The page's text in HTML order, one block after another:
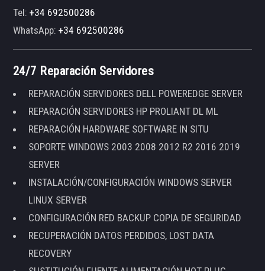
Tel:+34 692500286
WhatsApp:+34 692500286
24/7 Reparación Servidores
REPARACIÓN SERVIDORES DELL POWEREDGE SERVER
REPARACIÓN SERVIDORES HP PROLIANT DL ML
REPARACIÓN HARDWARE SOFTWARE IN SITU
SOPORTE WINDOWS 2003 2008 2012 R2 2016 2019
SERVER
INSTALACIÓN/CONFIGURACIÓN WINDOWS SERVER
LINUX SERVER
CONFIGURACIÓN RED BACKUP COPIA DE SEGURIDAD
RECUPERACIÓN DATOS PERDIDOS, LOST DATA
RECOVERY